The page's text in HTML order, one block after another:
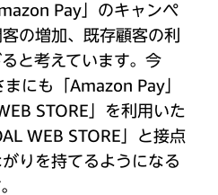
Pay」のキャンペ
の増加、既存顧客の利
と考えています。今
にも「Amazon Pay」
STORE」を利用いた
WEB STORE」と接点
りを持てるようになる